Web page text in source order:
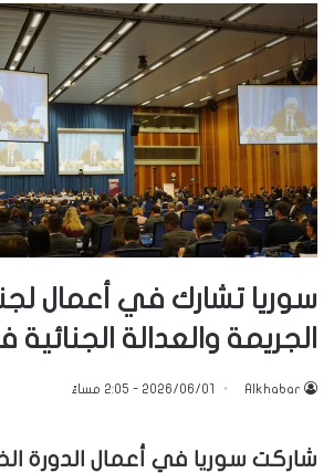
سوريا تشارك في أعمال
الجريمة والعدالة الجنائية
Alkhabar 2026/06/01 - 2:05 مساءً
شاركت سوريا في أعمال الدورة